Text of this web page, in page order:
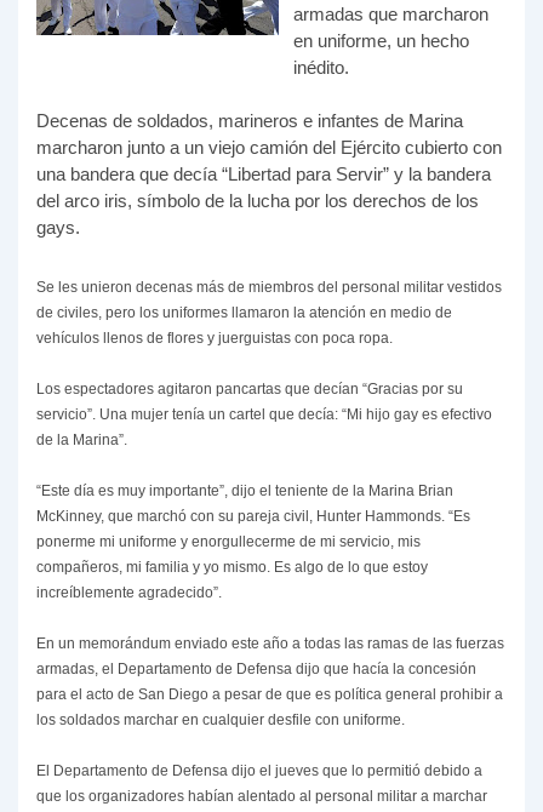
armadas que marcharon
en uniforme, un hecho
inédito.
Decenas de soldados, marineros e infantes de Marina
marcharon junto a un viejo camión del Ejército cubierto con
una bandera que decía “Libertad para Servir” y la bandera
del arco iris, símbolo de la lucha por los derechos de los
gays.
Se les unieron decenas más de miembros del personal militar vestidos
de civiles, pero los uniformes llamaron la atención en medio de
vehículos llenos de flores y juerguistas con poca ropa.
Los espectadores agitaron pancartas que decían “Gracias por su
servicio”. Una mujer tenía un cartel que decía: “Mi hijo gay es efectivo
de la Marina”.
“Este día es muy importante”, dijo el teniente de la Marina Brian
McKinney, que marchó con su pareja civil, Hunter Hammonds. “Es
ponerme mi uniforme y enorgullecerme de mi servicio, mis
compañeros, mi familia y yo mismo. Es algo de lo que estoy
increíblemente agradecido”.
En un memorándum enviado este año a todas las ramas de las fuerzas
armadas, el Departamento de Defensa dijo que hacía la concesión
para el acto de San Diego a pesar de que es política general prohibir a
los soldados marchar en cualquier desfile con uniforme.
El Departamento de Defensa dijo el jueves que lo permitió debido a
que los organizadores habían alentado al personal militar a marchar